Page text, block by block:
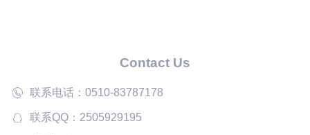
Contact Us
联系电话：0510-83787178
联系QQ：2505929195